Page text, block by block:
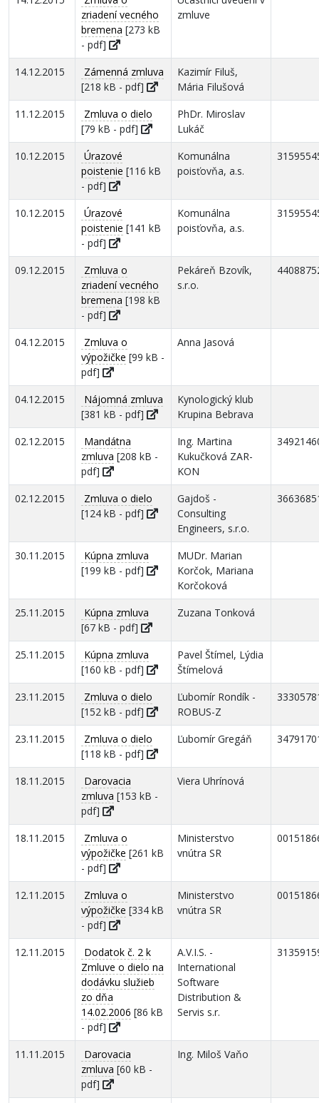
zriadení vecného
bremena [273 kB
- pdf]
zmluve
14.12.2015
Zámenná zmluva
[218 kB - pdf]
Kazimír Filuš,
Mária Filušová
11.12.2015
Zmluva o dielo
[79 kB - pdf]
PhDr. Miroslav
Lukáč
10.12.2015
Úrazové
poistenie [116 kB
- pdf]
Komunálna
poisťovňa, a.s.
10.12.2015
Úrazové
poistenie [141 kB
- pdf]
Komunálna
poisťovňa, a.s.
09.12.2015
Zmluva o
zriadení vecného
bremena [198 kB
- pdf]
Pekáreň Bzovík,
s.r.o.
04.12.2015
Zmluva o
výpožičke [99 kB -
pdf]
Anna Jasová
04.12.2015
Nájomná zmluva
[381 kB - pdf]
Kynologický klub
Krupina Bebrava
02.12.2015
Mandátna
zmluva [208 kB -
pdf]
Ing. Martina
Kukučková ZAR-
KON
02.12.2015
Zmluva o dielo
[124 kB - pdf]
Gajdoš -
Consulting
Engineers, s.r.o.
30.11.2015
Kúpna zmluva
[199 kB - pdf]
MUDr. Marian
Korčok, Mariana
Korčoková
25.11.2015
Kúpna zmluva
[67 kB - pdf]
Zuzana Tonková
25.11.2015
Kúpna zmluva
[160 kB - pdf]
Pavel Štímel, Lýdia
Štímelová
23.11.2015
Zmluva o dielo
[152 kB - pdf]
Ľubomír Rondík -
ROBUS-Z
23.11.2015
Zmluva o dielo
[118 kB - pdf]
Ľubomír Gregáň
18.11.2015
Darovacia
zmluva [153 kB -
pdf]
Viera Uhrínová
18.11.2015
Zmluva o
výpožičke [261 kB
- pdf]
Ministerstvo
vnútra SR
12.11.2015
Zmluva o
výpožičke [334 kB
- pdf]
Ministerstvo
vnútra SR
12.11.2015
Dodatok č. 2 k
Zmluve o dielo na
dodávku služieb
zo dňa
14.02.2006 [86 kB
- pdf]
A.V.I.S. -
International
Software
Distribution &
Servis s.r.
11.11.2015
Darovacia
zmluva [60 kB -
pdf]
Ing. Miloš Vaňo